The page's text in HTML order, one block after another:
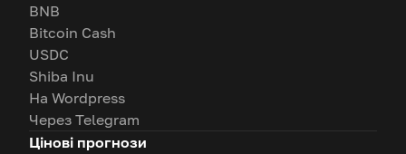
BNB
Bitcoin Cash
USDC
Shiba Inu
На Wordpress
Через Telegram
Цінові прогнози